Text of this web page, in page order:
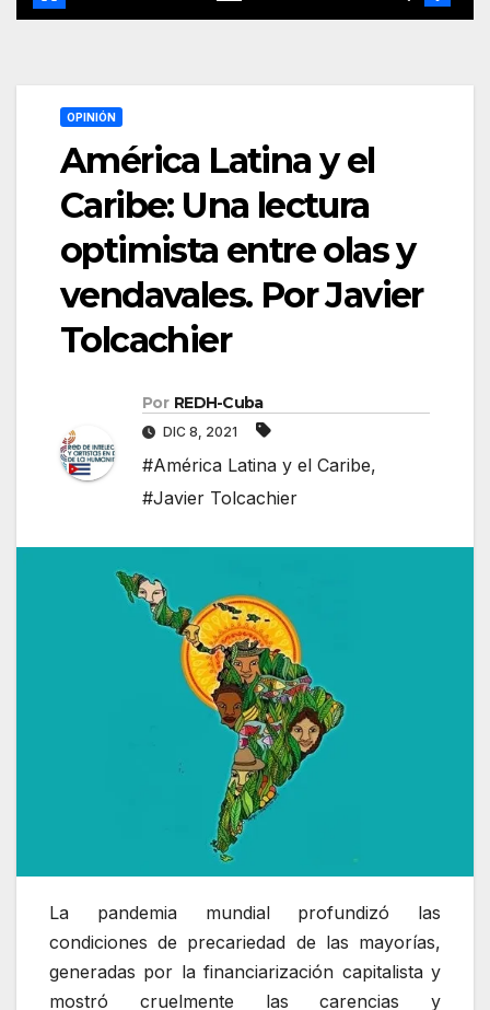
OPINIÓN
América Latina y el
Caribe: Una lectura
optimista entre olas y
vendavales. Por Javier
Tolcachier
Por REDH-Cuba
DIC 8, 2021
#América Latina y el Caribe,
#Javier Tolcachier
La pandemia mundial profundizó las
condiciones de precariedad de las mayorías,
generadas por la financiarización capitalista y
mostró cruelmente las carencias y